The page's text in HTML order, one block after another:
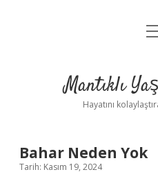
Yasal
Mantıklı
Hayatını
Bahar Neden Yok
Tarih: Kasım 19, 2024